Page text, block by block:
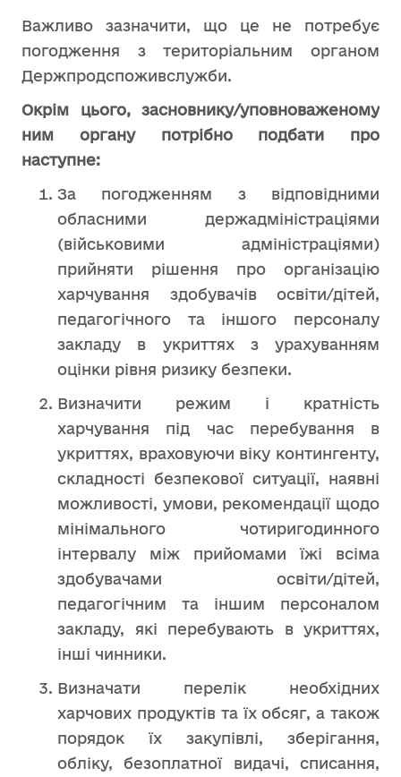
Важливо зазначити, що це не потребує
погодження з територіальним органом
Держпродспоживслужби.
Окрім цього, засновнику/уповноваженому
ним органу потрібно подбати про
наступне:
За погодженням з відповідними
обласними держадміністраціями
(військовими адміністраціями)
прийняти рішення про організацію
харчування здобувачів освіти/дітей,
педагогічного та іншого персоналу
закладу в укриттях з урахуванням
оцінки рівня ризику безпеки.
Визначити режим і кратність
харчування під час перебування в
укриттях, враховуючи віку контингенту,
складності безпекової ситуації, наявні
можливості, умови, рекомендації щодо
мінімального чотиригодинного
інтервалу між прийомами їжі всіма
здобувачами освіти/дітей,
педагогічним та іншим персоналом
закладу, які перебувають в укриттях,
інші чинники.
Визначати перелік необхідних
харчових продуктів та їх обсяг, а також
порядок їх закупівлі, зберігання,
обліку, безоплатної видачі, списання,